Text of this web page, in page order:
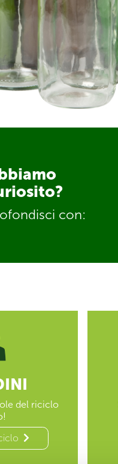
con:
del riciclo